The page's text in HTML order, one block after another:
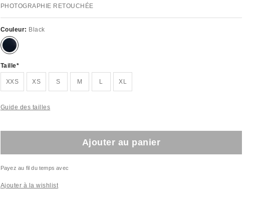
PHOTOGRAPHIE RETOUCHÉE
Couleur: Black
Taille
XXS XS S M L XL
Guide des tailles
Ajouter au panier
Payez au fil du temps avec
Ajouter à la wishlist